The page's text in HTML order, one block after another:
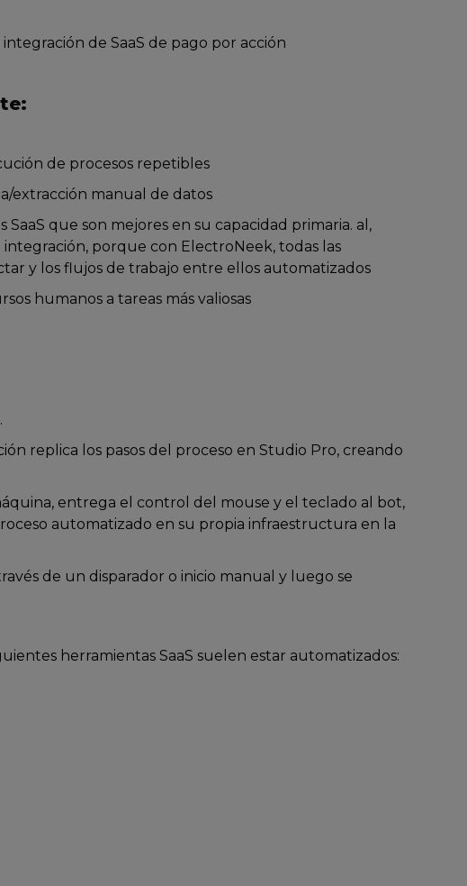
de SaaS de pago por acción
de procesos repetibles
extracción manual de datos
SaaS que son mejores en su capacidad primaria. al,
porque con ElectroNeek, todas las
y los flujos de trabajo entre ellos automatizados
humanos a tareas más valiosas
replica los pasos del proceso en Studio Pro, creando
entrega el control del mouse y el teclado al bot,
automatizado en su propia infraestructura en la
de un disparador o inicio manual y luego se
herramientas SaaS suelen estar automatizados: